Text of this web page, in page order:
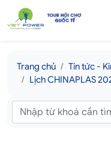
Trang chủ
Tin tức -
Lịch CHINAPLAS